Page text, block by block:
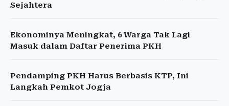
Sejahtera
Ekonominya Meningkat, 6 Warga Tak Lagi
Masuk dalam Daftar Penerima PKH
Pendamping PKH Harus Berbasis KTP, Ini
Langkah Pemkot Jogja